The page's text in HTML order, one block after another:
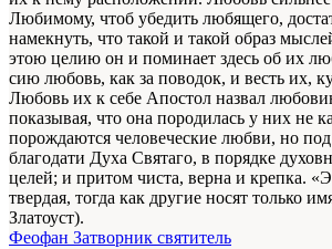
Любимому, чтоб убедить любящего,
намекнуть, что такой и такой образ
этою целию он и поминает здесь об их
сию любовь, как за поводок, и весть их,
Любовь их к себе Апостол назвал
показывая, что она породилась у них не
порождаются человеческие любви, но
благодати Духа Святаго, в порядке
целей; и притом чиста, верна и крепка.
твердая, тогда как другие носят только
Златоуст).
Феофан Затворник святитель